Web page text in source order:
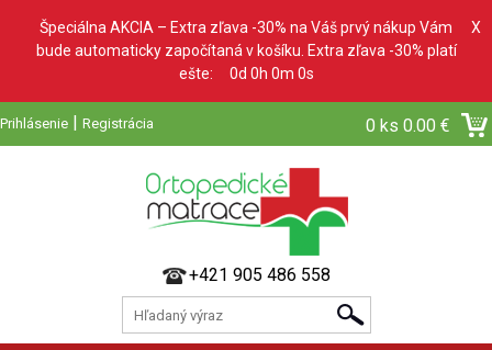
Špeciálna AKCIA – Extra zľava -30% na Váš prvý nákup Vám
bude automaticky započítaná v košíku. Extra zľava -30% platí
ešte: 0d 0h 0m 0s
X
Prihlásenie | Registrácia 0 ks 0.00 €
+421 905 486 558